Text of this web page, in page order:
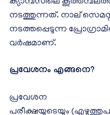
ക്യാമ്പസിലെ
നടത്തുന്നത്. നാല്
നടത്തപ്പെടുന്ന
വര്‍ഷമാണ്‌.
പ്രവേശനം എങ്ങനെ?
പ്രവേശന
പരീക്ഷയുടെയും